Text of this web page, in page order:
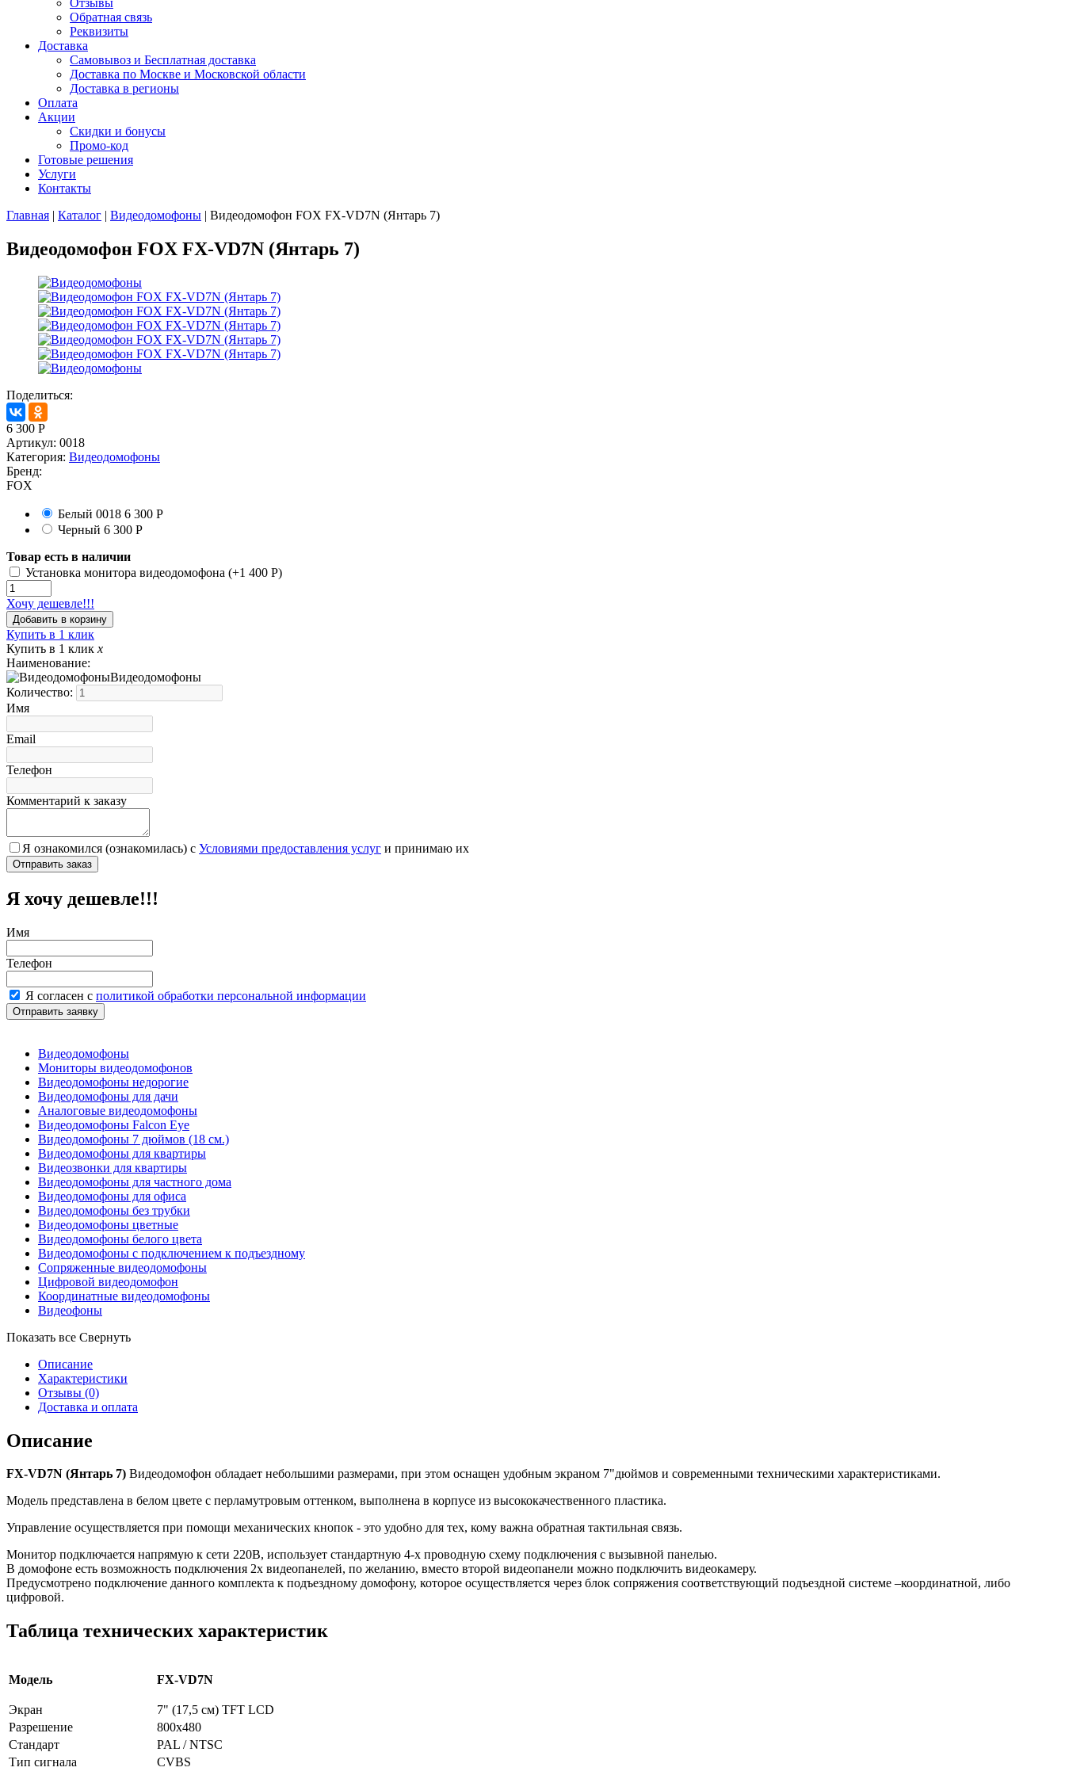
Отзывы
Обратная связь
Реквизиты
Доставка
Самовывоз и Бесплатная доставка
Доставка по Москве и Московской области
Доставка в регионы
Оплата
Акции
Скидки и бонусы
Промо-код
Готовые решения
Услуги
Контакты
Главная | Каталог | Видеодомофоны | Видеодомофон FOX FX-VD7N (Янтарь 7)
Видеодомофон FOX FX-VD7N (Янтарь 7)
Поделиться:
6 300 Р
Артикул: 0018
Категория: Видеодомофоны
Бренд:
FOX
Белый 0018 6 300 Р
Черный 6 300 Р
Товар есть в наличии
Установка монитора видеодомофона (+1 400 Р)
Хочу дешевле!!!
Купить в 1 клик
Купить в 1 клик x
Наименование:
Видеодомофоны
Количество:
Имя
Email
Телефон
Комментарий к заказу
Я ознакомился (ознакомилась) с Условиями предоставления услуг и принимаю их
Я хочу дешевле!!!
Имя
Телефон
Я согласен с политикой обработки персональной информации
Видеодомофоны
Мониторы видеодомофонов
Видеодомофоны недорогие
Видеодомофоны для дачи
Аналоговые видеодомофоны
Видеодомофоны Falcon Eye
Видеодомофоны 7 дюймов (18 см.)
Видеодомофоны для квартиры
Видеозвонки для квартиры
Видеодомофоны для частного дома
Видеодомофоны для офиса
Видеодомофоны без трубки
Видеодомофоны цветные
Видеодомофоны белого цвета
Видеодомофоны с подключением к подъездному
Сопряженные видеодомофоны
Цифровой видеодомофон
Координатные видеодомофоны
Видеофоны
Показать все Свернуть
Описание
Характеристики
Отзывы (0)
Доставка и оплата
Описание
FX-VD7N (Янтарь 7) Видеодомофон обладает небольшими размерами, при этом оснащен удобным экраном 7"дюймов и современными техническими характеристиками.
Модель представлена в белом цвете с перламутровым оттенком, выполнена в корпусе из высококачественного пластика.
Управление осуществляется при помощи механических кнопок - это удобно для тех, кому важна обратная тактильная связь.
Монитор подключается напрямую к сети 220В, использует стандартную 4-х проводную схему подключения с вызывной панелью.
В домофоне есть возможность подключения 2х видеопанелей, по желанию, вместо второй видеопанели можно подключить видеокамеру.
Предусмотрено подключение данного комплекта к подъездному домофону, которое осуществляется через блок сопряжения соответствующий подъездной системе –координатной, либо
цифровой.
Таблица технических характеристик
Модель FX-VD7N
Экран
7" (17,5 см) TFT LCD
Разрешение
800x480
Стандарт
PAL / NTSC
Тип сигнала
CVBS